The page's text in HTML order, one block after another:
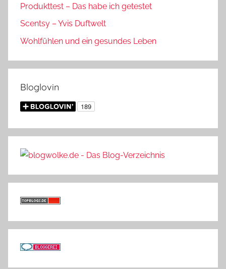
Produkttest – Das habe ich getestet
Scentsy – Yvis Duftwelt
Wohlfühlen und ein gesundes Leben
Bloglovin